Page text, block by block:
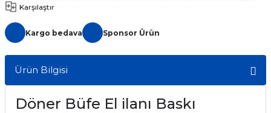
Karşılaştır
Kargo bedava Sponsor Ürün
Ürün Bilgisi
Döner Büfe El ilanı Baskı